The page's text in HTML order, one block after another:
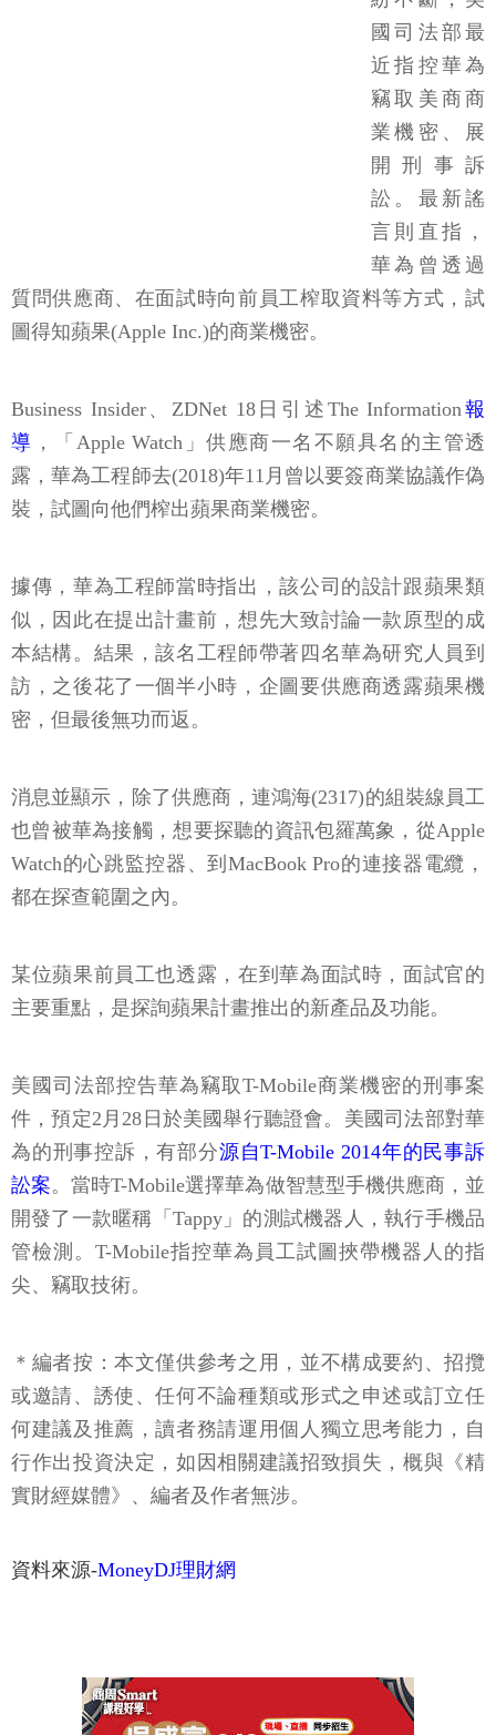
國司法部最
近指控華為
竊取美商商
業機密、展
開刑事訴
訟。最新謠
言則直指，
華為曾透過
質問供應商、在面試時向前員工榨取資料等方式，試
圖得知蘋果(Apple Inc.)的商業機密。
Business Insider、ZDNet 18日引述The Information報
導 ，「Apple Watch」供應商一名不願具名的主管透
露，華為工程師去(2018)年11月曾以要簽商業協議作偽
裝，試圖向他們榨出蘋果商業機密。
據傳，華為工程師當時指出，該公司的設計跟蘋果類
似，因此在提出計畫前，想先大致討論一款原型的成
本結構。結果，該名工程師帶著四名華為研究人員到
訪，之後花了一個半小時，企圖要供應商透露蘋果機
密，但最後無功而返。
消息並顯示，除了供應商，連鴻海(2317)的組裝線員工
也曾被華為接觸，想要探聽的資訊包羅萬象，從Apple
Watch的心跳監控器、到MacBook Pro的連接器電纜，
都在探查範圍之內。
某位蘋果前員工也透露，在到華為面試時，面試官的
主要重點，是探詢蘋果計畫推出的新產品及功能。
美國司法部控告華為竊取T-Mobile商業機密的刑事案
件，預定2月28日於美國舉行聽證會。美國司法部對華
為的刑事控訴，有部分源自T-Mobile 2014年的民事訴
訟案。當時T-Mobile選擇華為做智慧型手機供應商，並
開發了一款暱稱「Tappy」的測試機器人，執行手機品
管檢測。T-Mobile指控華為員工試圖挾帶機器人的指
尖、竊取技術。
＊編者按：本文僅供參考之用，並不構成要約、招攬
或邀請、誘使、任何不論種類或形式之申述或訂立任
何建議及推薦，讀者務請運用個人獨立思考能力，自
行作出投資決定，如因相關建議招致損失，概與《精
實財經媒體》、編者及作者無涉。
資料來源-MoneyDJ理財網